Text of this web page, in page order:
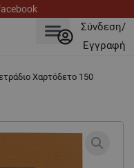
Σύνδεση/
Εγγραφή
Χαρτόδετο 150